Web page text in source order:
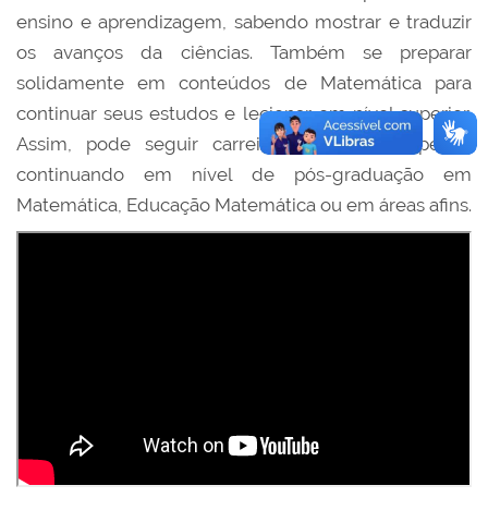
ensino e aprendizagem, sabendo mostrar e traduzir
os avanços da ciências. Também se preparar
solidamente em conteúdos de Matemática para
continuar seus estudos e lecionar em nível superior.
Assim, pode seguir carreira acadêmica superior,
continuando em nível de pós-graduação em
Matemática, Educação Matemática ou em áreas afins.